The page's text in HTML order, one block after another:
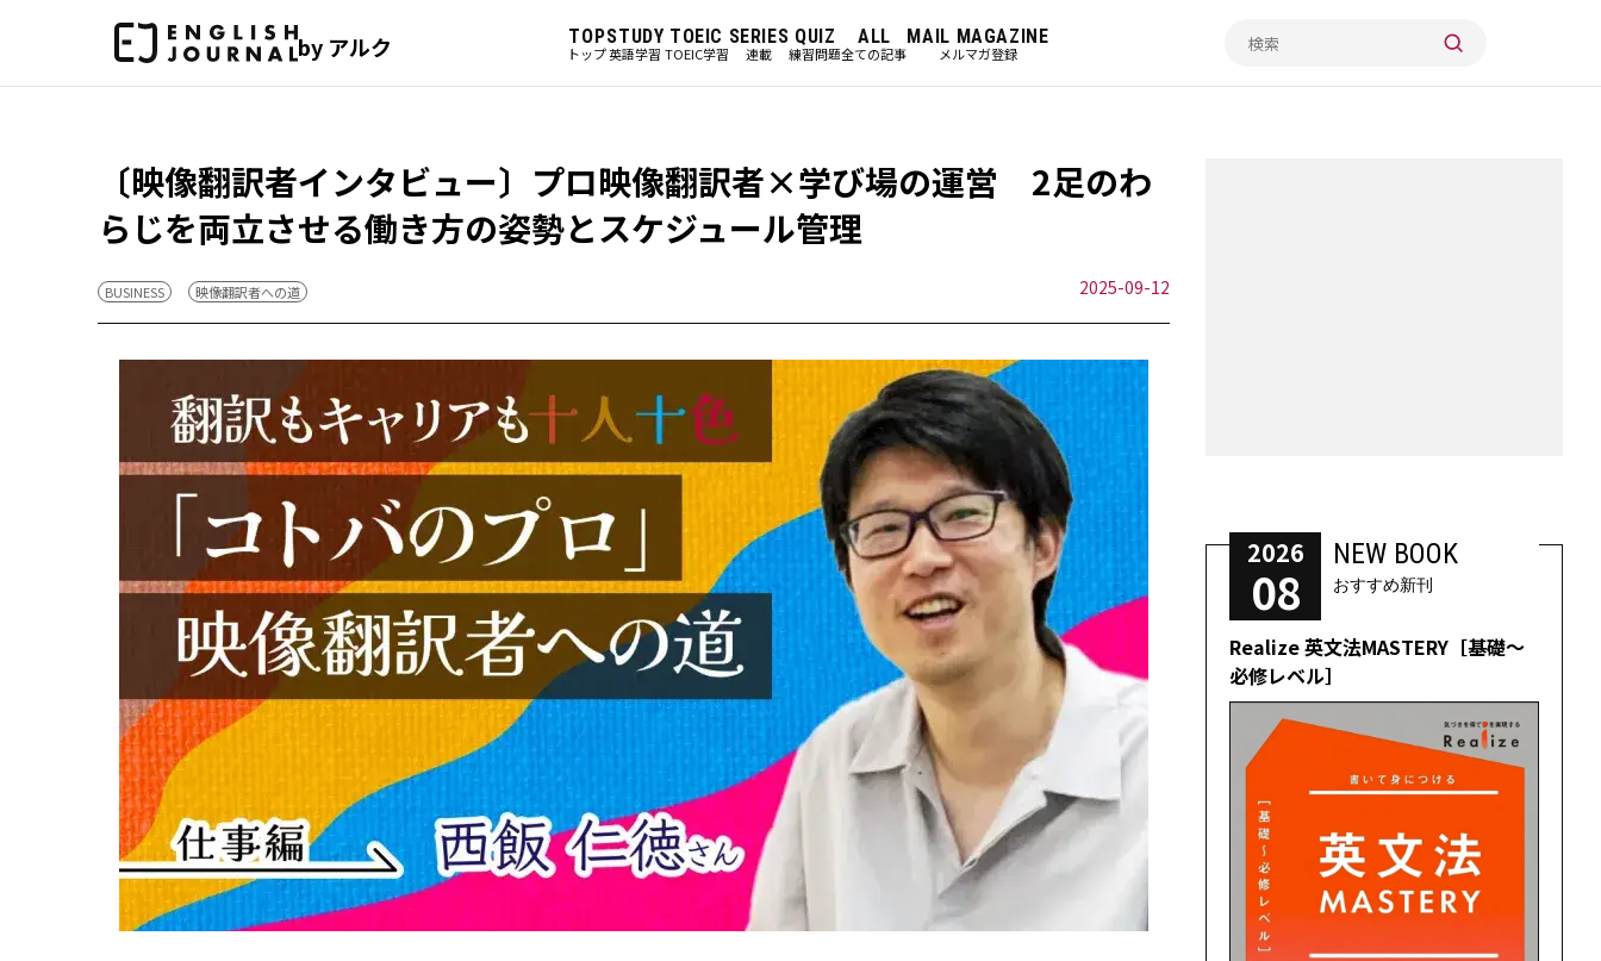
by アルク TOP
トップ
STUDY
英語学習
TOEIC
TOEIC学習
SERIES
連載
QUIZ
練習問題
ALL
全ての記事
MAIL MAGAZINE
メルマガ登録
〔映像翻訳者インタビュー〕プロ映像翻訳者×学び場の運営 2足のわ
らじを両立させる働き方の姿勢とスケジュール管理
BUSINESS 映像翻訳者への道 2025-09-12
2026
08
NEW BOOK
おすすめ新刊
Realize 英文法MASTERY［基礎～
必修レベル］